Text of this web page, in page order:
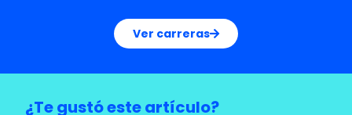
Ver carreras
¿Te gustó este artículo?